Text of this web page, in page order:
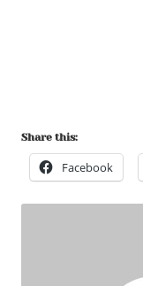
Share this:
Facebook